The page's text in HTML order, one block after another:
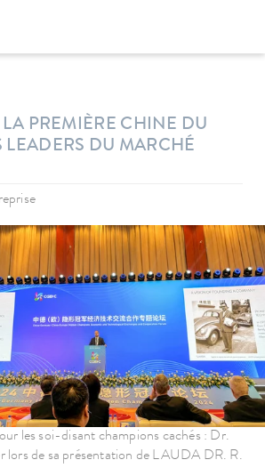
LA PREMIÈRE CHINE DU
LEADERS DU MARCHÉ
les soi-disant champions cachés : Dr.
lors de sa présentation de LAUDA DR. R.